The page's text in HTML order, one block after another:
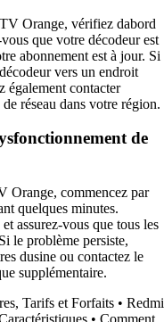
Orange, vérifiez dabord
que votre décodeur est
abonnement est à jour. Si
vers un endroit
également contacter
réseau dans votre région.
de
Orange, commencez par
quelques minutes.
assurez-vous que tous les
le problème persiste,
dusine ou contactez le
supplémentaire.
Tarifs et Forfaits • Redmi
• Comment